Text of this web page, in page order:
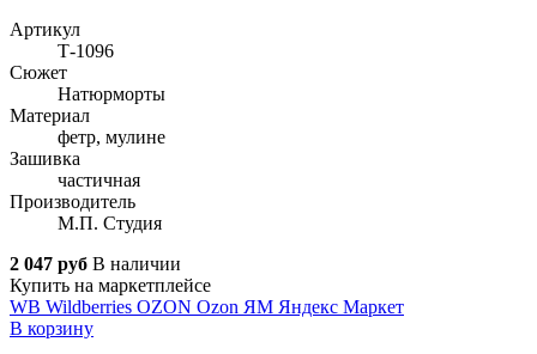
Артикул
Т-1096
Сюжет
Натюрморты
Материал
фетр, мулине
Зашивка
частичная
Производитель
М.П. Студия
2 047 руб В наличии
Купить на маркетплейсе
WB Wildberries OZON Ozon ЯМ Яндекс Маркет
В корзину